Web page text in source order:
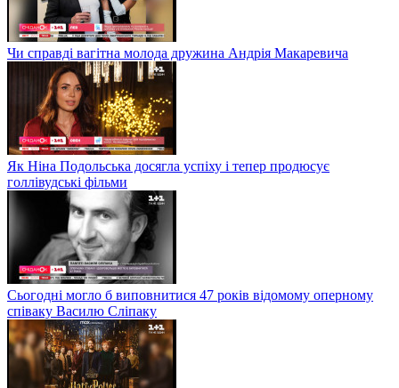
Чи справді вагітна молода дружина Андрія Макаревича
Як Ніна Подольська досягла успіху і тепер продюсує
голлівудські фільми
Сьогодні могло б виповнитися 47 років відомому оперному
співаку Василю Сліпаку